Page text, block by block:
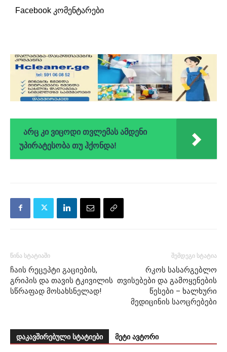
Facebook კომენტარები
არც კი ვიცოდი თვლემას ამდენი
უპირატესობა თუ ჰქონდა!
წინა სტატიაში
ჩაის რეცეპტი გაციების,
გრიპის და თავის ტკივილის
სწრაფად მოსახსნელად!
შემდეგი სტატია
რკოს სასარგებლო
თვისებები და გამოყენების
წესები – ხალხური
მედიცინის საოცრებები
დაკავშირებული სტატიები მეტი ავტორი